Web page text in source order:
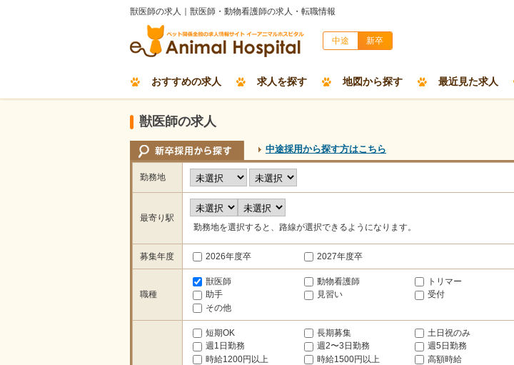
獣医師の求人｜獣医師・動物看護師の求人・転職情報
中途 新卒
おすすめの求人 求人を探す 地図から探す 最近見た求人
獣医師の求人
中途採用から探す方はこちら
勤務地
最寄り駅
勤務地を選択すると、路線が選択できるようになります。
募集年度 2026年度卒 2027年度卒
職種
獣医師 動物看護師 トリマー
助手
見習い 受付
その他
短期OK 長期募集 土日祝のみ
週1日勤務
週2〜3日勤務 週5日勤務
時給1200円以上
時給1500円以上 高額時給